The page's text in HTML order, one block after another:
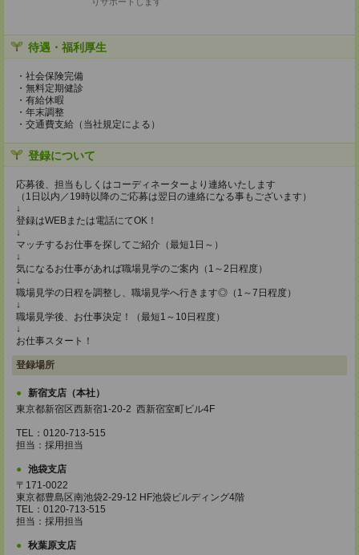
待遇・福利厚生
・社会保険完備
・無料定期健診
・有給休暇
・年末調整
・交通費支給（当社規定による）
登録について
応募後、担当もしくはコーディネーターより連絡いたします
（1日以内／19時以降のご応募は翌日の連絡になる事もございます）
↓
登録はWEBまたは電話にてOK！
↓
マッチするお仕事を探してご紹介（最短1日～）
↓
気になるお仕事があれば職場見学のご案内（1～2日程度）
↓
職場見学の日程を調整し、職場見学へ行きます◎（1～7日程度）
↓
職場見学後、お仕事決定！（最短1～10日程度）
↓
お仕事スタート！
登録場所
新宿支店（本社）
東京都新宿区西新宿1-20-2 西新宿室町ビル4F
TEL：0120-713-515
担当：採用担当
池袋支店
〒171-0022
東京都豊島区南池袋2-29-12 HF池袋ビルディング4階
TEL：0120-713-515
担当：採用担当
秋葉原支店